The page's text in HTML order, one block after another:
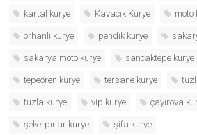
kartal kurye Kavacık Kurye moto
orhanlı kurye pendik kurye
sakarya moto kurye sancaktepe kurye
tepeören kurye tersane kurye
tuzla kurye vip kurye çayırova
şekerpınar kurye şifa kurye